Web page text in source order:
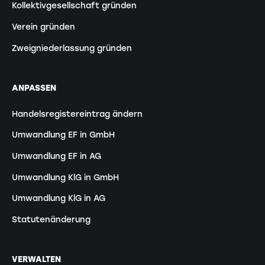
Kollektivgesellschaft gründen
Verein gründen
Zweigniederlassung gründen
ANPASSEN
Handelsregistereintrag ändern
Umwandlung EF in GmbH
Umwandlung EF in AG
Umwandlung KlG in GmbH
Umwandlung KlG in AG
Statutenänderung
VERWALTEN